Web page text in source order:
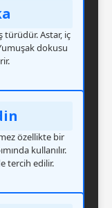
Astar, iç
dokusu
özellikte bir
kullanılır.
tercih edilir.